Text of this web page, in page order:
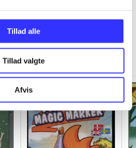
Tillad alle
Tillad valgte
Afvis